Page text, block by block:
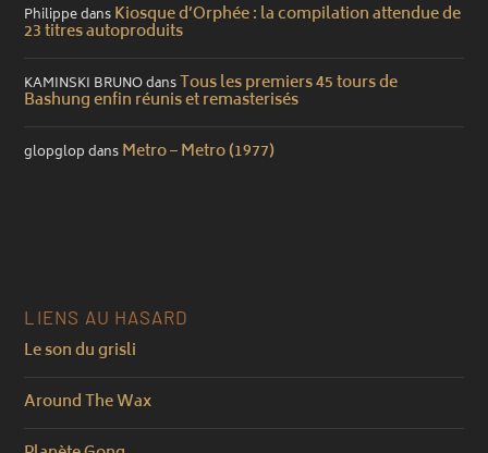
PhilippedansKiosque d’Orphée : la compilation attendue de
23 titres autoproduits
KAMINSKI BRUNOdansTous les premiers 45 tours de
Bashung enfin réunis et remasterisés
glopglopdansMetro – Metro (1977)
LIENS AU HASARD
Le son du grisli
Around The Wax